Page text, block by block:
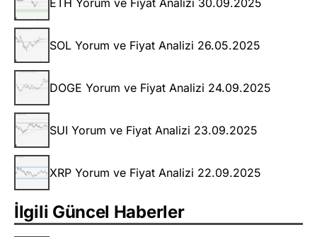
SOL Yorum ve Fiyat Analizi 26.05.2025
DOGE Yorum ve Fiyat Analizi 24.09.2025
SUI Yorum ve Fiyat Analizi 23.09.2025
XRP Yorum ve Fiyat Analizi 22.09.2025
İlgili Güncel Haberler